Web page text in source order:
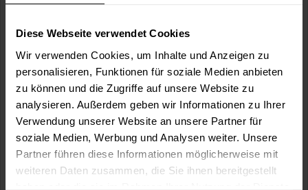
Diese Webseite verwendet Cookies
Wir verwenden Cookies, um Inhalte und Anzeigen zu
personalisieren, Funktionen für soziale Medien anbieten
zu können und die Zugriffe auf unsere Website zu
analysieren. Außerdem geben wir Informationen zu Ihrer
Verwendung unserer Website an unsere Partner für
soziale Medien, Werbung und Analysen weiter. Unsere
Partner führen diese Informationen möglicherweise mit
weiteren Daten zusammen, die Sie ihnen bereitgestellt
Wie viele m² wollen Sie bearbeiten?
m²
In denWarenkorb
Merken Fragen zum Artikel?